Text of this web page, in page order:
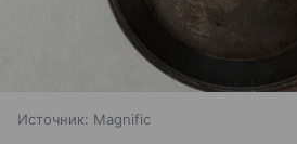
Источник: Magnific